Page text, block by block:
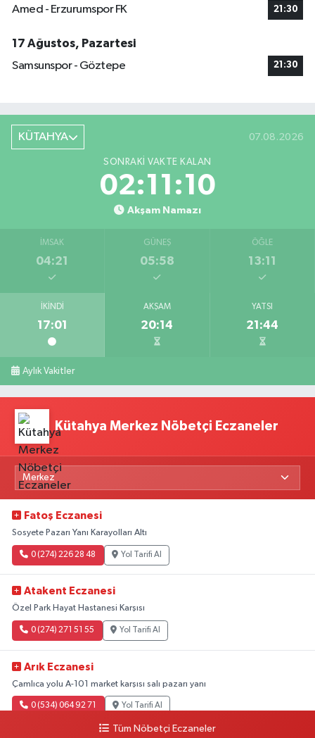
Amed - Erzurumspor FK 21:30
17 Ağustos, Pazartesi
Samsunspor - Göztepe
21:30
KÜTAHYA 07.08.2026
SONRAKI VAKTE KALAN
02:11:09
Akşam Namazı
İMSAK
04:21
GÜNEŞ
05:58
ÖĞLE
13:11
İKINDI
17:01
AKŞAM
20:14
YATSI
21:44
Aylık Vakitler
Kütahya Merkez Nöbetçi Eczaneler
Fatoş Eczanesi
Sosyete Pazarı Yanı Karayolları Altı
0 (274) 226 28 48 Yol Tarifi Al
Atakent Eczanesi
Özel Park Hayat Hastanesi Karşısı
0 (274) 271 51 55 Yol Tarifi Al
Arık Eczanesi
Çamlıca yolu A-101 market karşısı salı pazarı yanı
0 (534) 064 92 71 Yol Tarifi Al
Tüm Nöbetçi Eczaneler